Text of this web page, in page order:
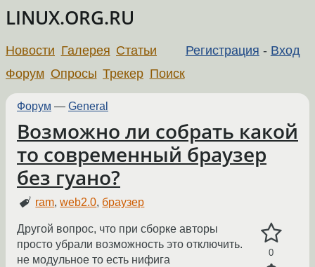
LINUX.ORG.RU
Регистрация - Вход
Новости Галерея Статьи
Форум Опросы Трекер Поиск
Форум — General
Возможно ли собрать какой
то современный браузер
без гуано?
ram,web2.0, браузер
0
Другой вопрос, что при сборке авторы
просто убрали возможность это отключить.
не модульное то есть нифига